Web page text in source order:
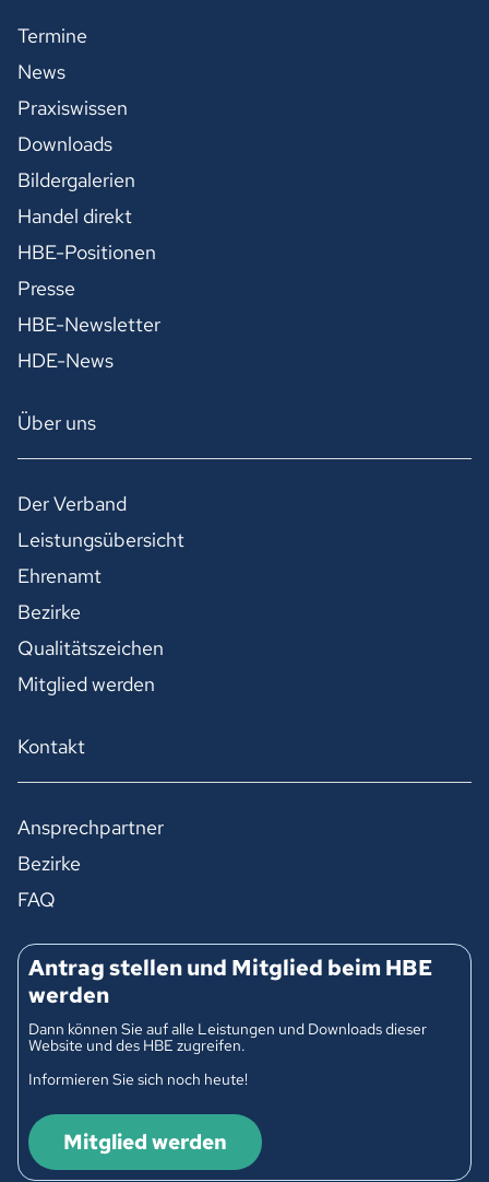
Termine
News
Praxiswissen
Downloads
Bildergalerien
Handel direkt
HBE-Positionen
Presse
HBE-Newsletter
HDE-News
Über uns
Der Verband
Leistungsübersicht
Ehrenamt
Bezirke
Qualitätszeichen
Mitglied werden
Kontakt
Ansprechpartner
Bezirke
FAQ
Antrag stellen und Mitglied beim HBE
werden
Dann können Sie auf alle Leistungen und Downloads dieser
Website und des HBE zugreifen.
Informieren Sie sich noch heute!
Mitglied werden